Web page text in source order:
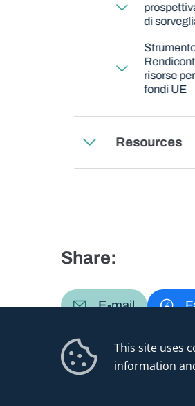
This site uses
information
di
risorse
fondi UE
Resources
Share:
E-mail